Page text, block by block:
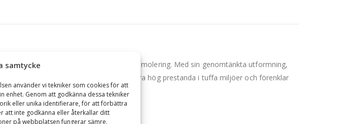
samtycke
använder vi tekniker som cookies för att
enhet. Genom att godkänna dessa tekniker
eller unika identifierare, för att förbättra
att inte godkänna eller återkallar ditt
på webbplatsen fungerar sämre.
med återvinning och sekundär demolering. Med sin genomtänkta utformning,
Verktyget är designat för att leverera hög prestanda i tuffa miljöer och förenklar